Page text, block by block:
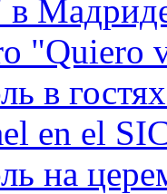
"Quiero
в
en el
на